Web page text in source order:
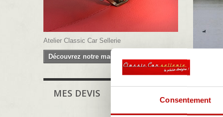
Consentement
Atelier Classic Car Sellerie
Découvrez notre magasin
MES DEVIS